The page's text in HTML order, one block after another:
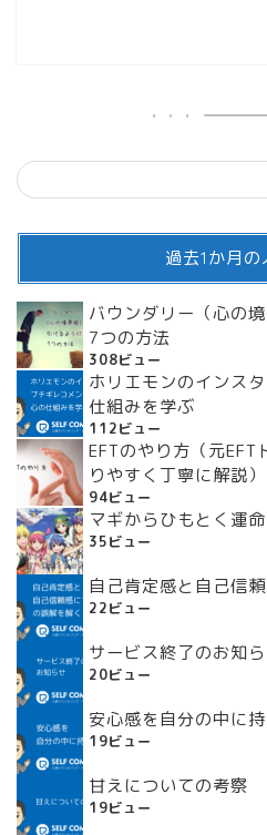
過去1か月の
バウンダリー（心の
7つの方法
308ビュー
ホリエモンのインス
仕組みを学ぶ
112ビュー
EFTのやり方（元
りやすく丁寧に解説）
94ビュー
マギからひもとく運
35ビュー
自己肯定感と自己信
22ビュー
サービス終了のお知
20ビュー
安心感を自分の中に
19ビュー
甘えについての考察
19ビュー